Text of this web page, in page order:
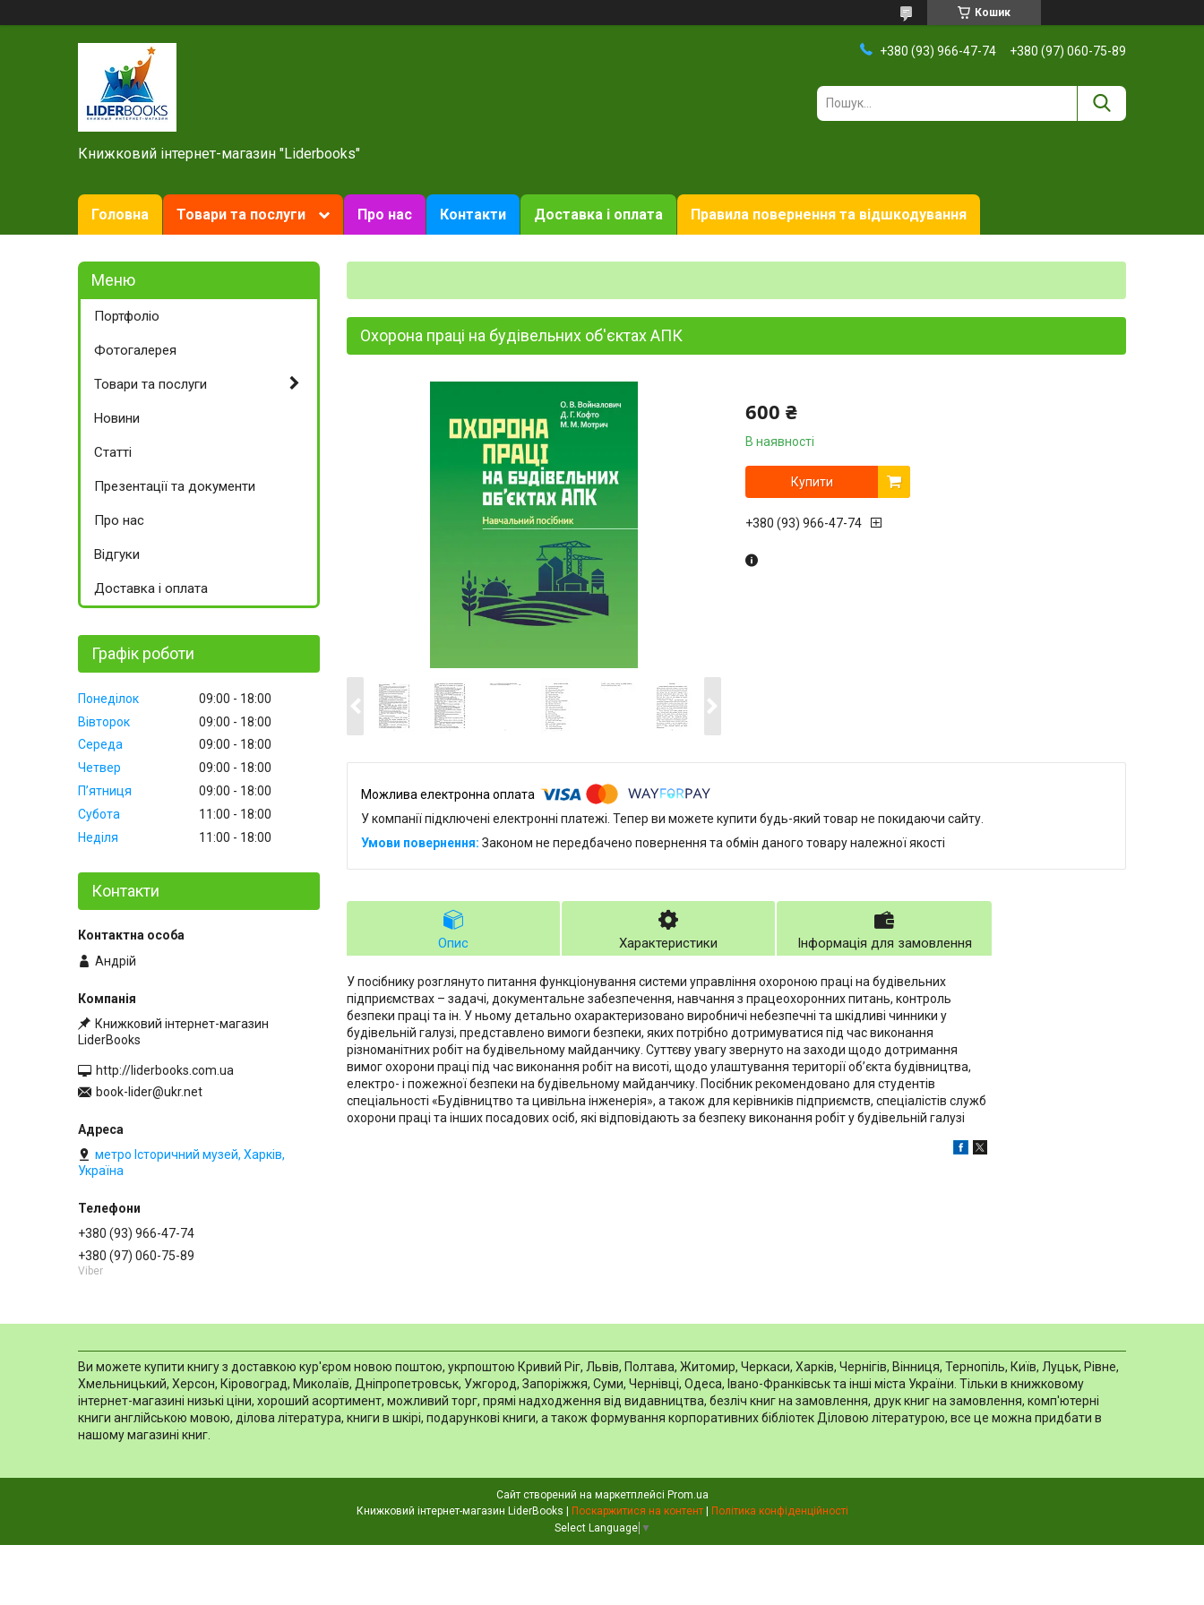
Кошик
Книжковий інтернет-магазин "Liderbooks"
+380 (93) 966-47-74 +380 (97) 060-75-89
Головна Товари та послуги Про нас Контакти Доставка і оплата Правила повернення та відшкодування
Охорона праці на будівельних об'єктах АПК
600 ₴
В наявності
Купити
+380 (93) 966-47-74
У компанії підключені електронні платежі. Тепер ви можете купити будь-який товар не покидаючи сайту.
Законом не передбачено повернення та обмін даного товару належної якості
Опис Характеристики Інформація для замовлення
У посібнику розглянуто питання функціонування системи управління охороною праці на будівельних
підприємствах – задачі, документальне забезпечення, навчання з працеохоронних питань, контроль
безпеки праці та ін. У ньому детально охарактеризовано виробничі небезпечні та шкідливі чинники у
будівельній галузі, представлено вимоги безпеки, яких потрібно дотримуватися під час виконання
різноманітних робіт на будівельному майданчику. Суттєву увагу звернуто на заходи щодо дотримання
вимог охорони праці під час виконання робіт на висоті, щодо улаштування території об’єкта будівництва,
електро- і пожежної безпеки на будівельному майданчику. Посібник рекомендовано для студентів
спеціальності «Будівництво та цивільна інженерія», а також для керівників підприємств, спеціалістів служб
охорони праці та інших посадових осіб, які відповідають за безпеку виконання робіт у будівельній галузі
Портфоліо
Фотогалерея
Товари та послуги
Новини
Статті
Презентації та документи
Про нас
Відгуки
Доставка і оплата
Графік роботи
Понеділок 09:00
18:00
Вівторок
09:00
18:00
Середа
09:00
18:00
Четвер
09:00
18:00
Пʼятниця
09:00
18:00
Субота
11:00
18:00
Неділя
11:00 18:00
Контакти
Андрій
Книжковий інтернет-магазин
LiderBooks
http://liderbooks.com.ua
book-lider@ukr.net
метро Історичний музей, Харків,
Україна
+380 (93) 966-47-74
+380 (97) 060-75-89
Viber
Ви можете купити книгу з доставкою кур'єром новою поштою, укрпоштою Кривий Ріг, Львів, Полтава, Житомир, Черкаси, Харків, Чернігів, Вінниця, Тернопіль, Київ, Луцьк, Рівне,
Хмельницький, Херсон, Кіровоград, Миколаїв, Дніпропетровськ, Ужгород, Запоріжжя, Суми, Чернівці, Одеса, Івано-Франківськ та інші міста України. Тільки в книжковому
інтернет-магазині низькі ціни, хороший асортимент, можливий торг, прямі надходження від видавництва, безліч книг на замовлення, друк книг на замовлення, комп'ютерні
книги англійською мовою, ділова література, книги в шкірі, подарункові книги, а також формування корпоративних бібліотек Діловою літературою, все це можна придбати в
нашому магазині книг.
Сайт створений на маркетплейсі Prom.ua
Поскаржитися на контент
Політика конфіденційності
Select Language ▼